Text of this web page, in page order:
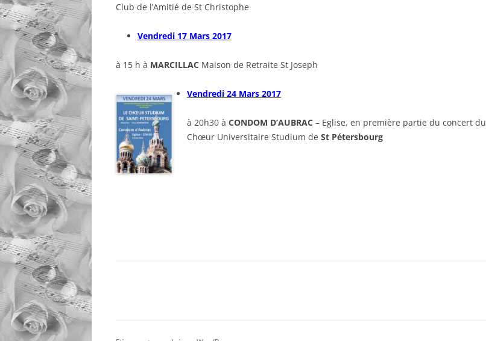
Club de l’Amitié de St Christophe
Vendredi 17 Mars 2017
à 15 h à MARCILLAC Maison de Retraite St Joseph
Vendredi 24 Mars 2017
à 20h30 à CONDOM D’AUBRAC – Eglise, en première partie du concert du
Chœur Universitaire Studium de St Pétersbourg